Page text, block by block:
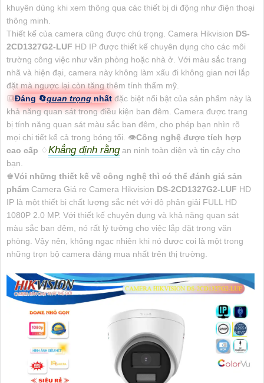
khuyên dùng khi xem thông qua các thiết bị di động như điện thoại
thông minh.
Thiết kế của camera cũng được chú trọng. Camera Hikvision DS-
2CD1327G2-LUF HD IP được thiết kế chuyên dụng cho các môi
trường công việc như văn phòng hoặc nhà ở. Với màu sắc trang
nhã và hiện đại, camera này không làm xấu đi không gian nơi lắp
đặt mà ngược lại còn tăng thêm tính thẩm mỹ.
🔳Đáng 🔄quan trọng nhất đặc biệt nổi bật của sản phẩm này là
khả năng quan sát trong điều kiện ban đêm. Camera được trang
bị tính năng quan sát màu sắc ban đêm, cho phép bạn nhìn rõ
mọi chi tiết kể cả trong bóng tối. 👁Công nghệ được tích hợp
cao cấp ♢Khẳng định rằngan ninh toàn diện và tin cậy cho
bạn.
♚Vói những thiết kế về công nghệ thì có thể đánh giá sản
phẩm Camera Giá re Camera Hikvision DS-2CD1327G2-LUF HD
IP là một thiết bị chất lượng sắc nét với độ phân giải FULL HD
1080P 2.0 MP. Với thiết kế chuyên dụng và khả năng quan sát
màu sắc ban đêm, nó rất lý tưởng cho việc lắp đặt trong văn
phòng. Vậy nên, không ngạc nhiên khi nó được coi là một trong
những trọn bộ camera đáng mua nhất trên thị trường.